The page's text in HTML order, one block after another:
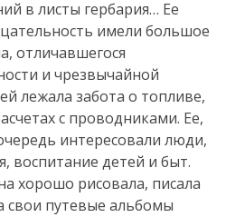
в листы гербария… Ее
имели большое
отличавшегося
и чрезвычайной
лежала забота о топливе,
с проводниками. Ее,
интересовали люди,
воспитание детей и быт.
хорошо рисовала, писала
свои путевые альбомы